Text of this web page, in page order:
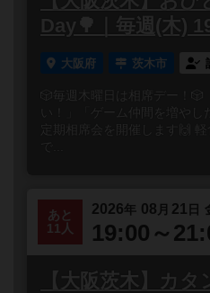
Day🌳｜毎週(木)
大阪府 茨木市
🎲毎週木曜日は相席デー！🎲
い！」「ゲーム仲間を増やし
定期相席会を開催します🙌
あと
11人
2026年 08 月 21 日
19:00～
【大阪茨木】カ